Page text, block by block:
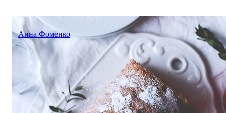
Анна Фоменко